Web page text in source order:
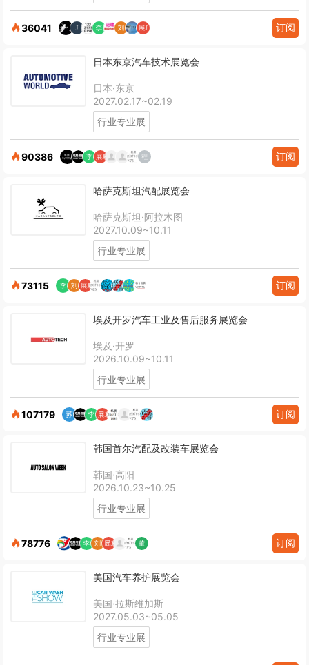
36041 订阅
日本东京汽车技术展览会
日本·东京
2027.02.17~02.19
行业专业展
90386 订阅
哈萨克斯坦汽配展览会
哈萨克斯坦·阿拉木图
2027.10.09~10.11
行业专业展
73115 订阅
埃及开罗汽车工业及售后服务展览会
埃及·开罗
2026.10.09~10.11
行业专业展
107179 订阅
韩国首尔汽配及改装车展览会
韩国·高阳
2026.10.23~10.25
行业专业展
78776 订阅
美国汽车养护展览会
美国·拉斯维加斯
2027.05.03~05.05
行业专业展